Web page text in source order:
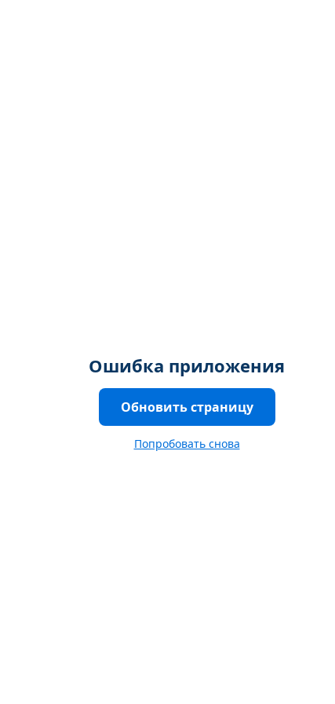
Ошибка приложения
Обновить страницу
Попробовать снова